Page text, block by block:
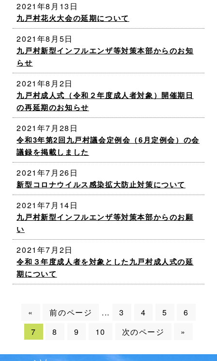
2021年8月13日
九戸村花火大会の延期について
2021年8月5日
九戸村新型インフルエンザ等対策本部からのお知
らせ
2021年8月2日
九戸村成人式（令和２年度成人者対象）開催期日
の再延期のお知らせ
2021年7月28日
令和3年第2回九戸村議会定例会（6月定例会）の会
議録を掲載しました
2021年7月26日
新型コロナウイルス感染拡大防止対策について
2021年7月14日
九戸村新型インフルエンザ等対策本部からのお願
い
2021年7月2日
令和３年度成人者を対象とした九戸村成人式の延
期について
« 前のページ ... 3 4 5
6
7
8 9 10 次のページ »